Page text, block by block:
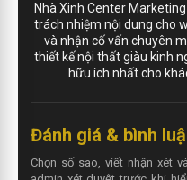
Nhà Xinh Center
trách nhiệm nội dung cho
và nhận cố vấn chuyên
thiết kế nội thất giàu kinh
hữu ích nhất cho
Đánh giá & bình
Chọn số sao, viết nhận xét